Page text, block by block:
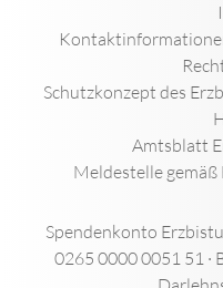
Schutzkonzept des
Amtsblatt
Meldestelle
Spendenkonto
0265 0000 0051 51 ·